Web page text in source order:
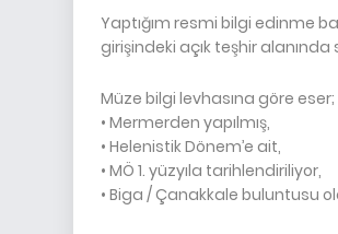
Yaptığım resmi bilgi edinme
girişindeki açık teşhir
Müze bilgi levhasına göre eser;
• Mermerden yapılmış,
• Helenistik Dönem’e ait,
• MÖ 1. yüzyıla tarihlendiriliyor,
• Biga / Çanakkale buluntusu